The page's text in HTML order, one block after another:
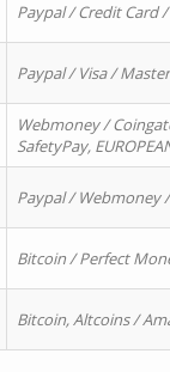
Paypal / Credit Card
Paypal / Visa /
Webmoney /
SafetyPay,
Paypal / Webmoney
Bitcoin / Perfect
Bitcoin, Altcoins /